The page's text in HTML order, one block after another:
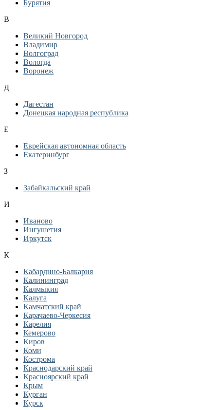
Бурятия
В
Великий Новгород
Владимир
Волгоград
Вологда
Воронеж
Д
Дагестан
Донецкая народная республика
Е
Еврейская автономная область
Екатеринбург
З
Забайкальский край
И
Иваново
Ингушетия
Иркутск
К
Кабардино-Балкария
Калининград
Калмыкия
Калуга
Камчатский край
Карачаево-Черкесия
Карелия
Кемерово
Киров
Коми
Кострома
Краснодарский край
Красноярский край
Крым
Курган
Курск